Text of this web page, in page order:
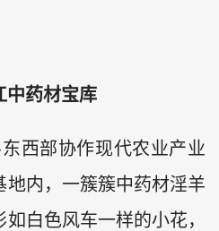
中药材宝库
西部协作现代农业产业
地内，一簇簇中药材淫羊
白色风车一样的小花，